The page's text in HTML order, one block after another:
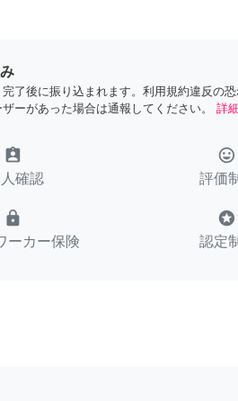
了後に振り込まれます。利用規約違反の
ーがあった場合は通報してください。
詳
assignment_ind
確認
tag_faces
評価
lock
ーカー保険
stars
認定